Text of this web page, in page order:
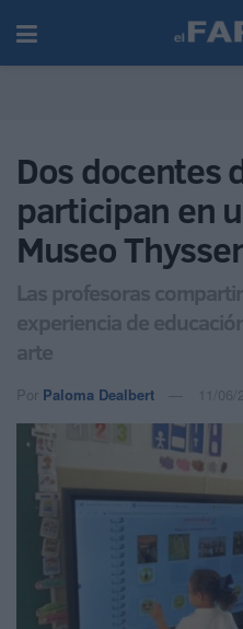
Dos docentes
participan en
Museo
Las profesoras
experiencia de
arte
Por Paloma Dealbert 11/